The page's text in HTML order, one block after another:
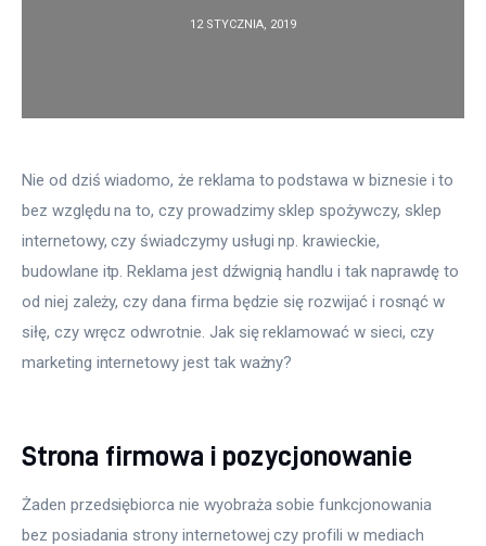
Więcej
12 STYCZNIA, 2019
Nie od dziś wiadomo, że reklama to podstawa w biznesie i to
bez względu na to, czy prowadzimy sklep spożywczy, sklep
internetowy, czy świadczymy usługi np. krawieckie,
budowlane itp. Reklama jest dźwignią handlu i tak naprawdę to
od niej zależy, czy dana firma będzie się rozwijać i rosnąć w
siłę, czy wręcz odwrotnie. Jak się reklamować w sieci, czy
marketing internetowy jest tak ważny?
Strona firmowa i pozycjonowanie
Żaden przedsiębiorca nie wyobraża sobie funkcjonowania
bez posiadania strony internetowej czy profili w mediach